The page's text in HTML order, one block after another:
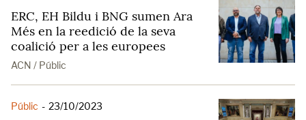
ERC, EH Bildu i BNG sumen Ara
Més en la reedició de la seva
coalició per a les europees
ACN / Públic
Públic - 23/10/2023